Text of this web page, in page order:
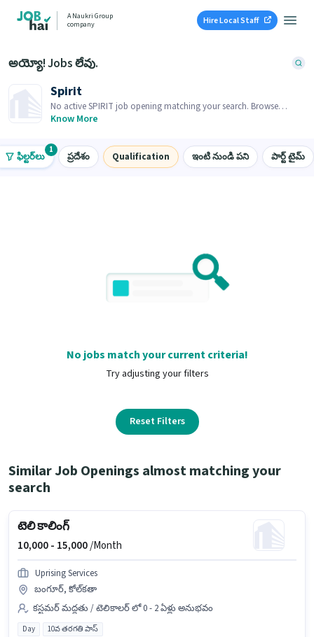
A Naukri Group
company
Hire Local Staff
అయ్యో! Jobs లేవు.
Spirit
No active SPIRIT job opening matching your search. Browse
similar job openings below.
Know More
ఫిల్టర్‌లు
1
ప్రదేశం Qualification ఇంటి నుండి పని పార్ట్ టైమ్
No jobs match your current criteria!
Try adjusting your filters
Reset Filters
Similar Job Openings almost matching your
search
టెలి కాలింగ్
10,000 - 15,000/Month
Uprising Services
బంగూర్, కోల్‌కతా
కస్టమర్ మద్దతు / టెలికాలర్ లో 0 - 2 ఏళ్లు అనుభవం
Day 10వ తరగతి పాస్